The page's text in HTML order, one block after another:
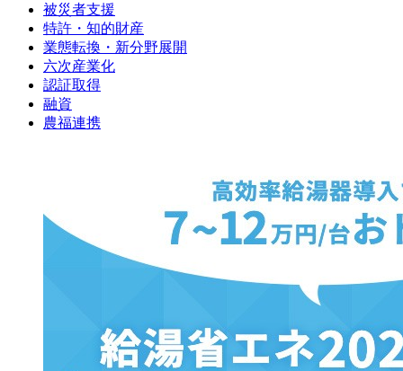
被災者支援
特許・知的財産
業態転換・新分野展開
六次産業化
認証取得
融資
農福連携